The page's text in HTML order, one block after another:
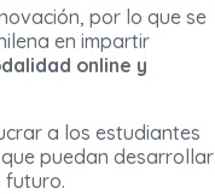
por lo que se
en impartir
online y
a los estudiantes
puedan desarrollar
futuro.